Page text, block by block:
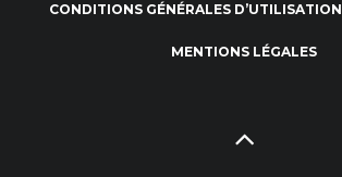
CONDITIONS GÉNÉRALES D’UTILISATION
MENTIONS LÉGALES